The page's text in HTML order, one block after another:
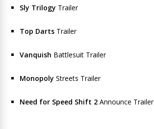
Sly Trilogy Trailer
Top Darts Trailer
Vanquish Battlesuit Trailer
Monopoly Streets Trailer
Need for Speed Shift 2 Announce Trailer